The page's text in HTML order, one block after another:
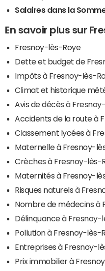
Salaires dans la
En savoir plus sur
Fresnoy-lès-Roye
Dette et budget de
Impôts à Fresnoy-lès-
Climat et historique
Avis de décès à
Accidents de la route à
Classement lycées à
Maternelle à Fresnoy-
Crèches à Fresnoy-lès-
Maternités à Fresnoy-
Risques naturels à
Nombre de médecins à
Délinquance à Fresnoy-
Pollution à Fresnoy-lès-
Entreprises à Fresnoy-
Prix immobilier à